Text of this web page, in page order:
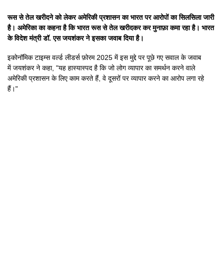
रूस से तेल खरीदने को लेकर अमेरिकी प्रशासन का भारत पर आरोपों का सिलसिला जारी
है। अमेरिका का कहना है कि भारत रूस से तेल खरीदकर कर मुनाफ़ा कमा रहा है। भारत
के विदेश मंत्री डॉ. एस जयशंकर ने इसका जवाब दिया है।
इकोनॉमिक टाइम्स वर्ल्ड लीडर्स फ़ोरम 2025 में इस मुद्दे पर पूछे गए सवाल के जवाब
में जयशंकर ने कहा, "यह हास्यास्पद है कि जो लोग व्यापार का समर्थन करने वाले
अमेरिकी प्रशासन के लिए काम करते हैं, वे दूसरों पर व्यापार करने का आरोप लगा रहे
हैं।"